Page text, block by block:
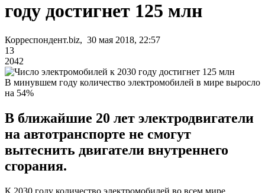
году достигнет 125 млн
Корреспондент.biz, 30 мая 2018, 22:57
13
2042
В минувшем году количество электромобилей в мире выросло
на 54%
В ближайшие 20 лет электродвигатели
на автотранспорте не смогут
вытеснить двигатели внутреннего
сгорания.
К 2030 году количество электромобилей во всем мире